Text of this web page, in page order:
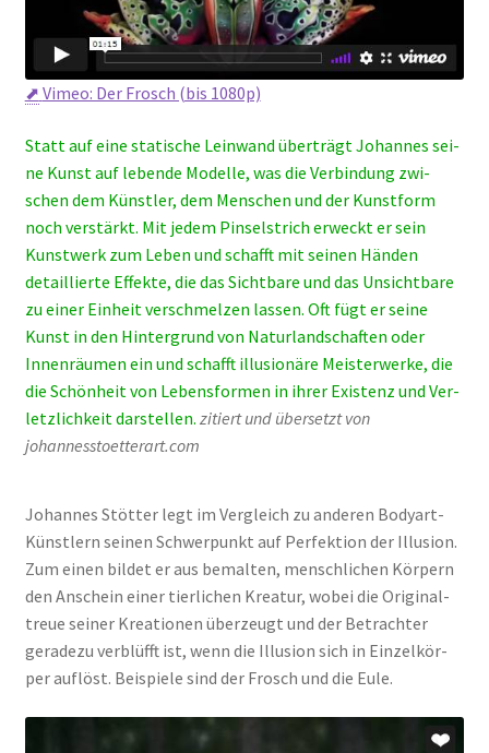
⬈ Vimeo: Der Frosch (bis 1080p)
Statt auf eine sta­ti­sche Lein­wand über­trägt Johan­nes sei­
ne Kunst auf leben­de Model­le, was die Ver­bin­dung zwi­
schen dem Künst­ler, dem Men­schen und der Kunst­form
noch ver­stärkt. Mit jedem Pin­sel­strich erweckt er sein
Kunst­werk zum Leben und schafft mit sei­nen Hän­den
detail­lier­te Effek­te, die das Sicht­ba­re und das Unsicht­ba­re
zu einer Ein­heit ver­schmel­zen las­sen. Oft fügt er sei­ne
Kunst in den Hin­ter­grund von Natur­land­schaf­ten oder
Innen­räu­men ein und schafft illu­sio­nä­re Meis­ter­wer­ke, die
die Schön­heit von Lebens­for­men in ihrer Exis­tenz und Ver­
letz­lich­keit dar­stel­len. zitiert und über­setzt von
johannesstoetterart.com
Johan­nes Stöt­ter legt im Ver­gleich zu ande­ren Body­art-
Künst­lern sei­nen Schwer­punkt auf Per­fek­ti­on der Illu­si­on.
Zum einen bil­det er aus bemal­ten, mensch­li­chen Kör­pern
den Anschein einer tier­li­chen Krea­tur, wobei die Ori­gi­nal­
treue sei­ner Krea­tio­nen über­zeugt und der Betrach­ter
gera­de­zu ver­blüfft ist, wenn die Illu­si­on sich in Ein­zel­kör­
per auf­löst. Bei­spie­le sind der Frosch und die Eule.